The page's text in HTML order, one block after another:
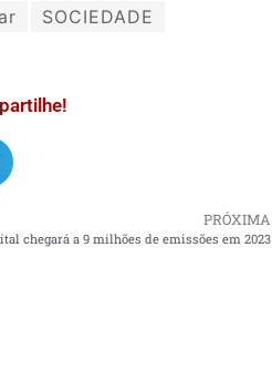
SOCIEDADE
PRÓXIMA
chegará a 9 milhões de emissões em 2023